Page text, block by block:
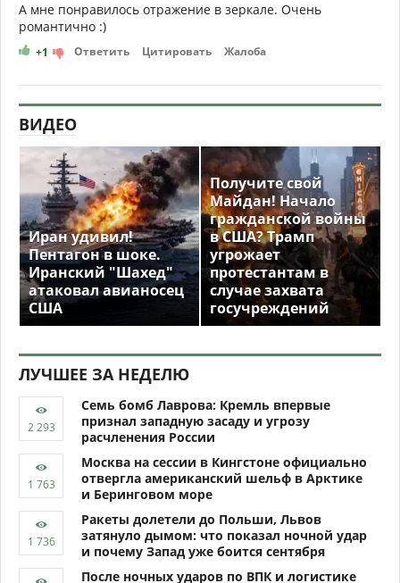
А мне понравилось отражение в зеркале. Очень
романтично :)
+1 Ответить Цитировать Жалоба
ВИДЕО
Иран удивил!
Пентагон в шоке.
Иранский "Шахед"
атаковал авианосец
США
Получите свой
Майдан! Начало
гражданской войны
в США? Трамп
угрожает
протестантам в
случае захвата
госучреждений
ЛУЧШЕЕ ЗА НЕДЕЛЮ
Семь бомб Лаврова: Кремль впервые
признал западную засаду и угрозу
расчленения России
Москва на сессии в Кингстоне официально
отвергла американский шельф в Арктике
и Беринговом море
Ракеты долетели до Польши, Львов
затянуло дымом: что показал ночной удар
и почему Запад уже боится сентября
После ночных ударов по ВПК и логистике